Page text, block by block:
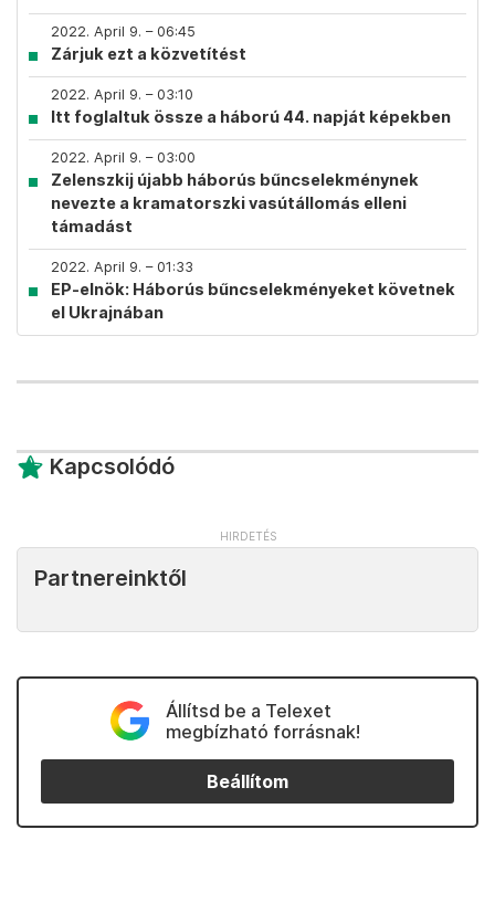
2022. April 9. – 06:45
Zárjuk ezt a közvetítést
2022. April 9. – 03:10
Itt foglaltuk össze a háború 44. napját képekben
2022. April 9. – 03:00
Zelenszkij újabb háborús bűncselekménynek
nevezte a kramatorszki vasútállomás elleni
támadást
2022. April 9. – 01:33
EP-elnök: Háborús bűncselekményeket követnek
el Ukrajnában
Kapcsolódó
Partnereinktől
Állítsd be a Telexet
megbízható forrásnak!
Beállítom